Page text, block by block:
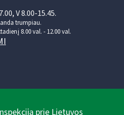
V 8.00-15.45.
trumpiau.
8.00 val. - 12.00 val.
prie Lietuvos